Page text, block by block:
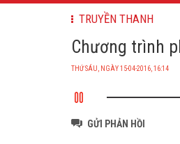
TRUYỀN THANH
Chương trình
THỨ SÁU, NGÀY 15-04-2016, 16:14
GỬI PHẢN HỒI